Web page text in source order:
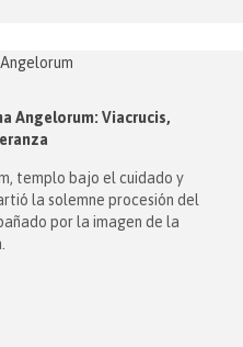
Angelorum: Viacrucis,
templo bajo el cuidado y
la solemne procesión del
por la imagen de la